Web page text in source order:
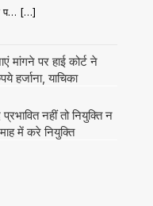
प… […]
पर हाई कोर्ट ने
हर्जाना, याचिका
नहीं तो नियुक्ति न
में करे नियुक्ति